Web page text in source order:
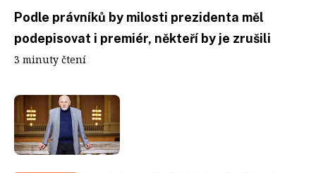
Podle právníků by milosti prezidenta měl
podepisovat i premiér, někteří by je zrušili
3 minuty čtení